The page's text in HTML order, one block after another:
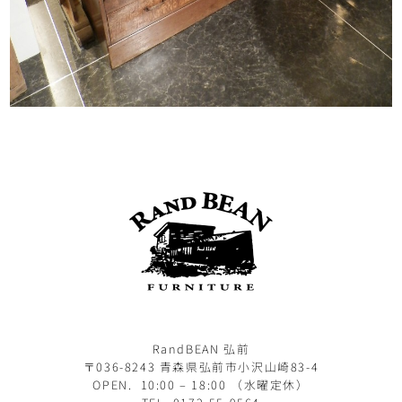
RandBEAN 弘前
〒036-8243 青森県弘前市小沢山崎83-4
OPEN. 10:00 – 18:00 （水曜定休）